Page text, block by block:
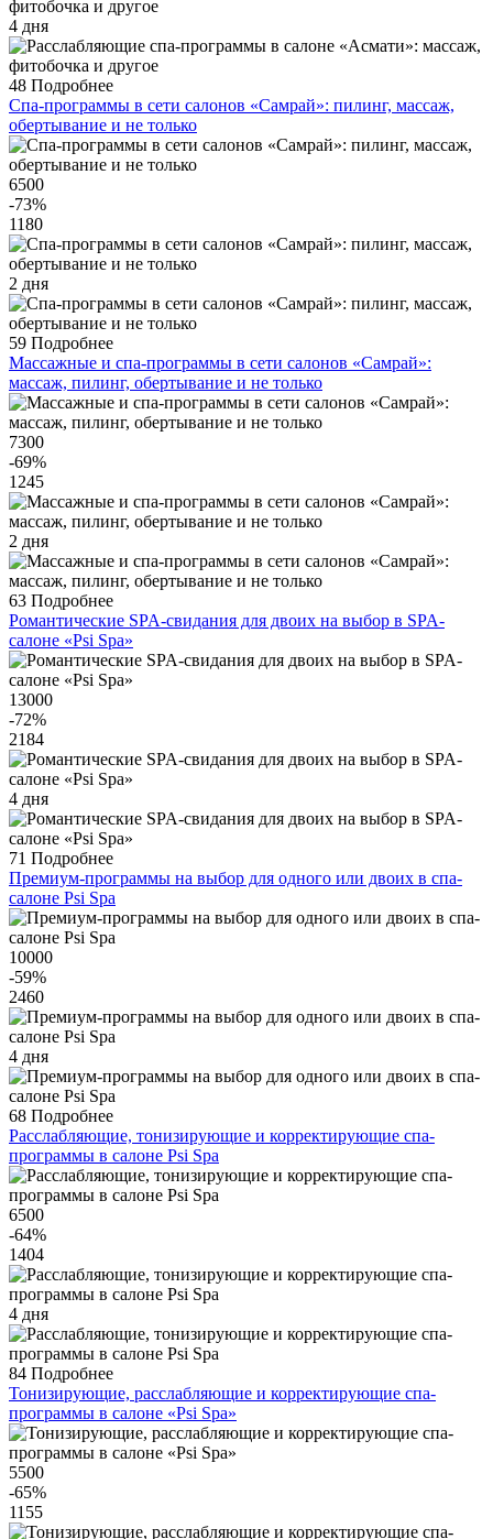
4 дня
48 Подробнее
Спа-программы в сети салонов «Самрай»: пилинг, массаж,
обертывание и не только
6500
-73%
1180
2 дня
59 Подробнее
Массажные и спа-программы в сети салонов «Самрай»:
массаж, пилинг, обертывание и не только
7300
-69%
1245
2 дня
63 Подробнее
Романтические SPA-свидания для двоих на выбор в SPA-
салоне «Psi Spa»
13000
-72%
2184
4 дня
71 Подробнее
Премиум-программы на выбор для одного или двоих в спа-
салоне Psi Spa
10000
-59%
2460
4 дня
68 Подробнее
Расслабляющие, тонизирующие и корректирующие спа-
программы в салоне Psi Spa
6500
-64%
1404
4 дня
84 Подробнее
Тонизирующие, расслабляющие и корректирующие спа-
программы в салоне «Psi Spa»
5500
-65%
1155